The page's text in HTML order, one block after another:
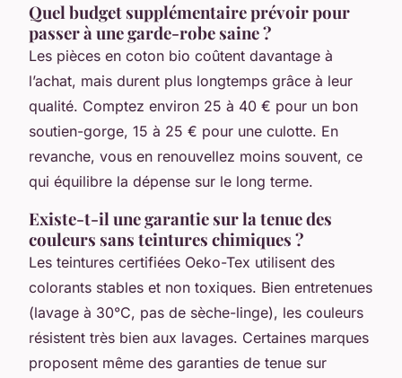
Quel budget supplémentaire prévoir pour
passer à une garde-robe saine ?
Les pièces en coton bio coûtent davantage à
l’achat, mais durent plus longtemps grâce à leur
qualité. Comptez environ 25 à 40 € pour un bon
soutien-gorge, 15 à 25 € pour une culotte. En
revanche, vous en renouvellez moins souvent, ce
qui équilibre la dépense sur le long terme.
Existe-t-il une garantie sur la tenue des
couleurs sans teintures chimiques ?
Les teintures certifiées Oeko-Tex utilisent des
colorants stables et non toxiques. Bien entretenues
(lavage à 30°C, pas de sèche-linge), les couleurs
résistent très bien aux lavages. Certaines marques
proposent même des garanties de tenue sur